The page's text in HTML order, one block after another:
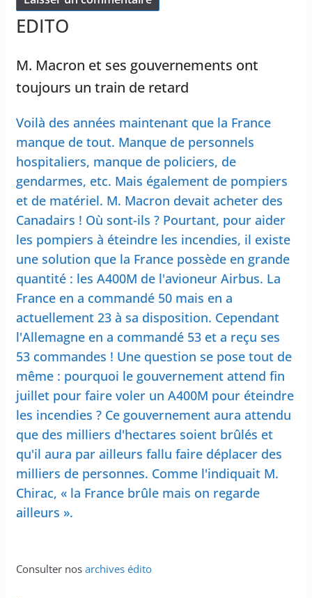
EDITO
M. Macron et ses gouvernements ont
toujours un train de retard
Voilà des années maintenant que la France
manque de tout. Manque de personnels
hospitaliers, manque de policiers, de
gendarmes, etc. Mais également de pompiers
et de matériel. M. Macron devait acheter des
Canadairs ! Où sont-ils ? Pourtant, pour aider
les pompiers à éteindre les incendies, il existe
une solution que la France possède en grande
quantité : les A400M de l'avioneur Airbus. La
France en a commandé 50 mais en a
actuellement 23 à sa disposition. Cependant
l'Allemagne en a commandé 53 et a reçu ses
53 commandes ! Une question se pose tout de
même : pourquoi le gouvernement attend fin
juillet pour faire voler un A400M pour éteindre
les incendies ? Ce gouvernement aura attendu
que des milliers d'hectares soient brûlés et
qu'il aura par ailleurs fallu faire déplacer des
milliers de personnes. Comme l'indiquait M.
Chirac, « la France brûle mais on regarde
ailleurs ».
Consulter nos archives édito